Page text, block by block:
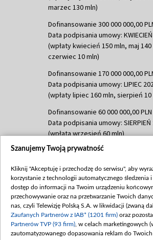
marzec 130 mln)
Dofinansowanie 300 000 000,00
Data podpisania umowy:
(wpłaty kwiecień 150 mln, maj 140
czerwiec 10 mln)
Dofinansowanie 170 000 000,00
Data podpisania umowy: LIPIEC
(wpłaty lipiec 160 mln, sierpień 10
Dofinansowanie 60 000 000,00 PLN
Data podpisania umowy: SIERPIEŃ
(wpłata wrzesień 60 mln)
Dofinansowanie 635 783 051,21 PLN
(wpłata wrzesień 100 mln,
mln, listopad 265 mln)
Dofinansowanie 48 862 000,00 PLN
Data podpisania umowy:
(wpłata grudzień 60,548 mln)
Dofinansowanie 900 000 000,00
Szanujemy Twoją prywatność
Kliknij "Akceptuję i przechodzę do serwisu", aby
korzystanie z technologii automatycznego śledzenia i
dostęp do informacji na Twoim urządzeniu
przechowywanie oraz na przetwarzanie Twoich
nas, czyli Telewizję Polską S.A. w likwidacji (zwaną
Zaufanych Partnerów z IAB* (1201 firm) oraz
Partnerów TVP (93 firm) , w celach marketingowych
zautomatyzowanego dopasowania reklam do